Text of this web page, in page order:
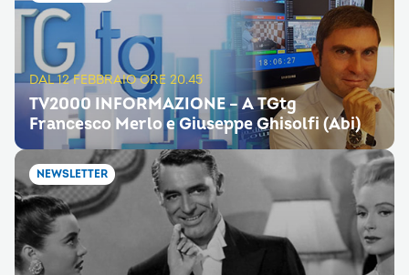
DAL 12 FEBBRAIO ORE 20.45
TV2000 INFORMAZIONE – A TGtg
Francesco Merlo e Giuseppe Ghisolfi (Abi)
NEWSLETTER